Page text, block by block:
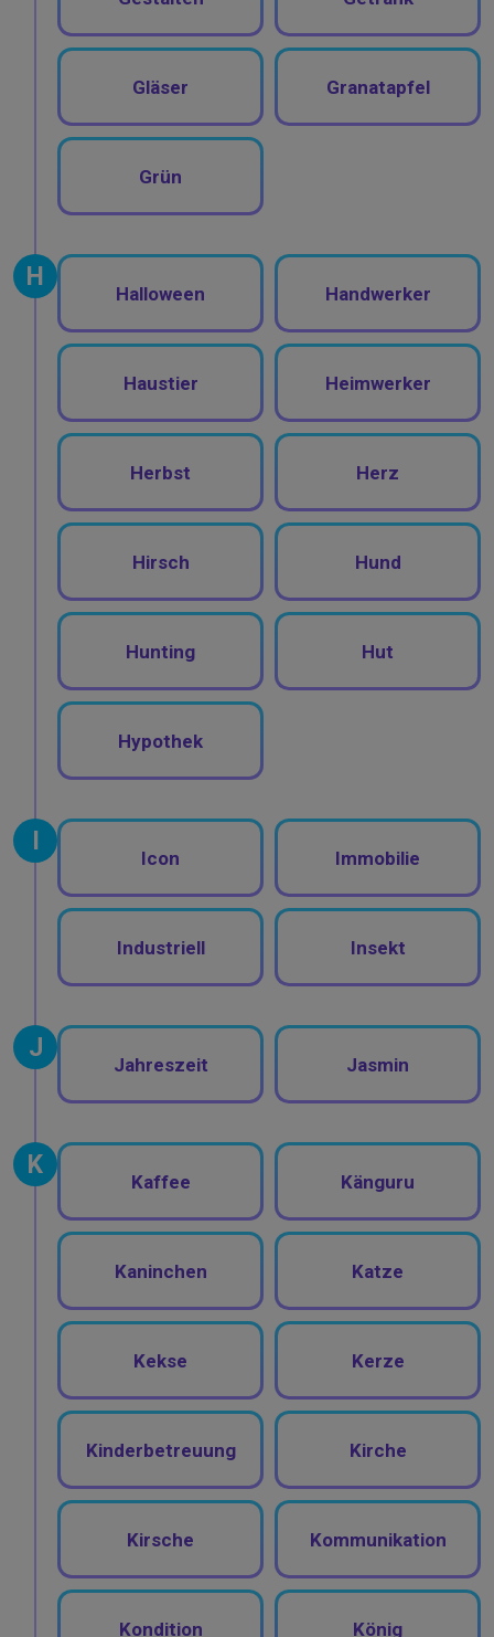
Gläser Granatapfel
Grün
H
Halloween Handwerker
Haustier Heimwerker
Herbst Herz
Hirsch Hund
Hunting Hut
Hypothek
I
Icon Immobilie
Industriell Insekt
J
Jahreszeit Jasmin
K
Kaffee Känguru
Kaninchen Katze
Kekse Kerze
Kinderbetreuung Kirche
Kirsche Kommunikation
Kondition König